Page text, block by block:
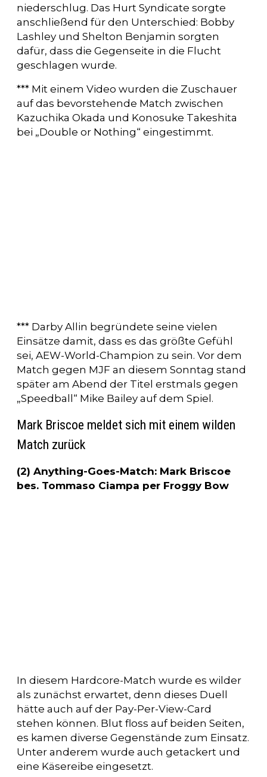
niederschlug. Das Hurt Syndicate sorgte
anschließend für den Unterschied: Bobby
Lashley und Shelton Benjamin sorgten
dafür, dass die Gegenseite in die Flucht
geschlagen wurde.
*** Mit einem Video wurden die Zuschauer
auf das bevorstehende Match zwischen
Kazuchika Okada und Konosuke Takeshita
bei „Double or Nothing“ eingestimmt.
*** Darby Allin begründete seine vielen
Einsätze damit, dass es das größte Gefühl
sei, AEW-World-Champion zu sein. Vor dem
Match gegen MJF an diesem Sonntag stand
später am Abend der Titel erstmals gegen
„Speedball“ Mike Bailey auf dem Spiel.
Mark Briscoe meldet sich mit einem wilden
Match zurück
(2) Anything-Goes-Match: Mark Briscoe
bes. Tommaso Ciampa per Froggy Bow
In diesem Hardcore-Match wurde es wilder
als zunächst erwartet, denn dieses Duell
hätte auch auf der Pay-Per-View-Card
stehen können. Blut floss auf beiden Seiten,
es kamen diverse Gegenstände zum Einsatz.
Unter anderem wurde auch getackert und
eine Käsereibe eingesetzt.